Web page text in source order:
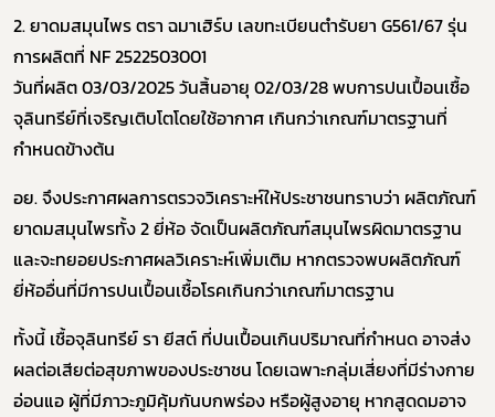
2.ยาดมสมุนไพร ตรา ฉมาเฮิร์บ เลขทะเบียนตำรับยา G561/67รุ่น
การผลิตที่ NF 2522503001
วันที่ผลิต03/03/2025วันสิ้นอายุ 02/03/28พบการปนเปื้อนเชื้อ
จุลินทรีย์ที่เจริญเติบโตโดยใช้อากาศ เกินกว่าเกณฑ์มาตรฐานที่
กำหนดข้างต้น
อย. จึงประกาศผลการตรวจวิเคราะห์ให้ประชาชนทราบว่า ผลิตภัณฑ์
ยาดมสมุนไพรทั้ง2ยี่ห้อ จัดเป็นผลิตภัณฑ์สมุนไพรผิดมาตรฐาน
และจะทยอยประกาศผลวิเคราะห์เพิ่มเติม หากตรวจพบผลิตภัณฑ์
ยี่ห้ออื่นที่มีการปนเปื้อนเชื้อโรคเกินกว่าเกณฑ์มาตรฐาน
ทั้งนี้ เชื้อจุลินทรีย์ รา ยีสต์ ที่ปนเปื้อนเกินปริมาณที่กำหนด อาจส่ง
ผลต่อเสียต่อสุขภาพของประชาชน โดยเฉพาะกลุ่มเสี่ยงที่มีร่างกาย
อ่อนแอ ผู้ที่มีภาวะภูมิคุ้มกันบกพร่อง หรือผู้สูงอายุ หากสูดดมอาจ